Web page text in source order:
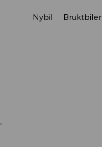
Nybil Bruktbiler